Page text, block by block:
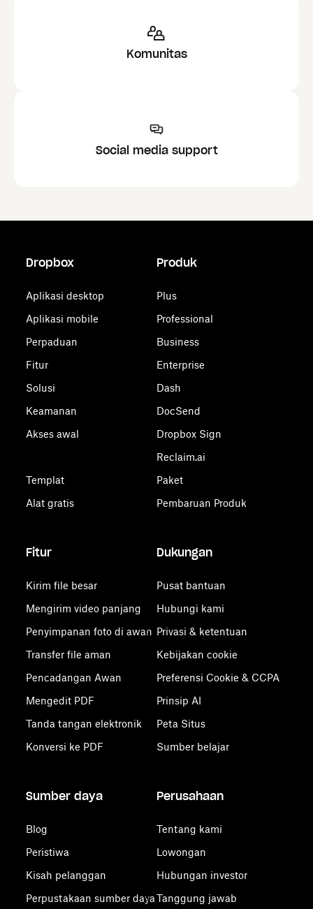
Komunitas
Social media support
Dropbox
Aplikasi desktop
Aplikasi mobile
Perpaduan
Fitur
Solusi
Keamanan
Akses awal
Templat
Alat gratis
Produk
Plus
Professional
Business
Enterprise
Dash
DocSend
Dropbox Sign
Reclaim.ai
Paket
Pembaruan Produk
Fitur
Kirim file besar
Mengirim video panjang
Penyimpanan foto di awan
Transfer file aman
Pencadangan Awan
Mengedit PDF
Tanda tangan elektronik
Konversi ke PDF
Dukungan
Pusat bantuan
Hubungi kami
Privasi & ketentuan
Kebijakan cookie
Preferensi Cookie & CCPA
Prinsip AI
Peta Situs
Sumber belajar
Sumber daya
Blog
Peristiwa
Kisah pelanggan
Perpustakaan sumber daya
Perusahaan
Tentang kami
Lowongan
Hubungan investor
Tanggung jawab